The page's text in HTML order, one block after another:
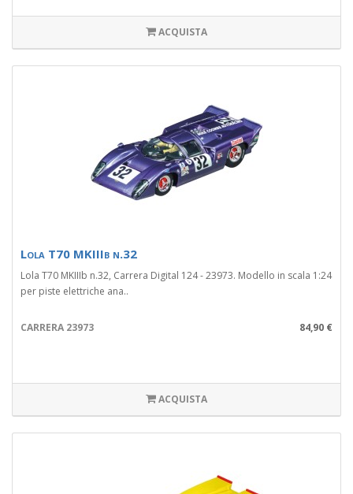
ACQUISTA
Lola T70 MKIIIb n.32
Lola T70 MKIIIb n.32, Carrera Digital 124 - 23973. Modello in scala 1:24
per piste elettriche ana..
CARRERA 23973 84,90 €
ACQUISTA